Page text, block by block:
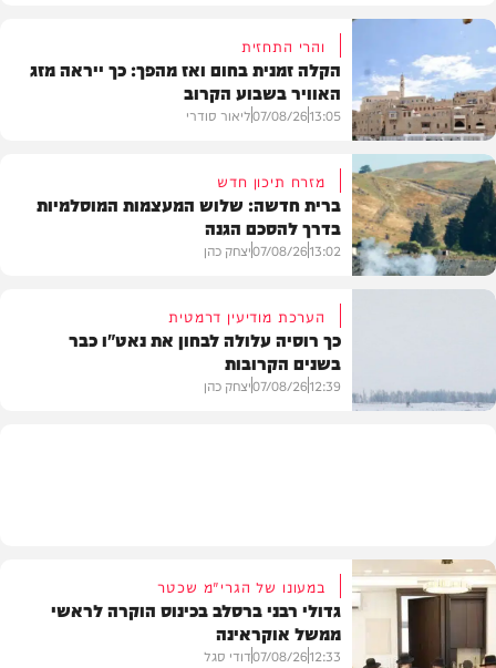
מזג האוויר
והרי התחזית
הקלה זמנית בחום ואז מהפך: כך ייראה מזג
האוויר בשבוע הקרוב
13:05
07/08/26ליאור סודרי
מזרח תיכון חדש
ברית חדשה: שלוש המעצמות המוסלמיות
בדרך להסכם הגנה
13:02
07/08/26יצחק כהן
הערכת מודיעין דרמטית
כך רוסיה עלולה לבחון את נאט"ו כבר
בשנים הקרובות
12:39
07/08/26יצחק כהן
במעונו של הגרי"מ שכטר
גדולי רבני ברסלב בכינוס הוקרה לראשי
ממשל אוקראינה
12:33
07/08/26דודי סגל